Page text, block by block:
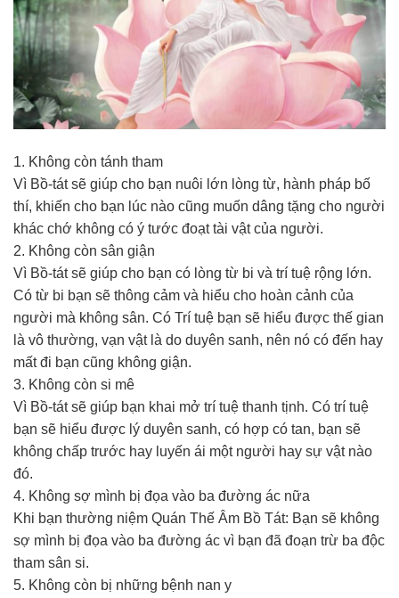
1. Không còn tánh tham
Vì Bồ-tát sẽ giúp cho bạn nuôi lớn lòng từ, hành pháp bố
thí, khiến cho bạn lúc nào cũng muốn dâng tặng cho người
khác chớ không có ý tước đoạt tài vật của người.
2. Không còn sân giận
Vì Bồ-tát sẽ giúp cho bạn có lòng từ bi và trí tuệ rộng lớn.
Có từ bi bạn sẽ thông cảm và hiểu cho hoàn cảnh của
người mà không sân. Có Trí tuệ bạn sẽ hiểu được thế gian
là vô thường, vạn vật là do duyên sanh, nên nó có đến hay
mất đi bạn cũng không giận.
3. Không còn si mê
Vì Bồ-tát sẽ giúp bạn khai mở trí tuệ thanh tịnh. Có trí tuệ
bạn sẽ hiểu được lý duyên sanh, có hợp có tan, bạn sẽ
không chấp trước hay luyến ái một người hay sự vật nào
đó.
4. Không sợ mình bị đọa vào ba đường ác nữa
Khi bạn thường niệm Quán Thế Âm Bồ Tát: Bạn sẽ không
sợ mình bị đọa vào ba đường ác vì bạn đã đoạn trừ ba độc
tham sân si.
5. Không còn bị những bệnh nan y